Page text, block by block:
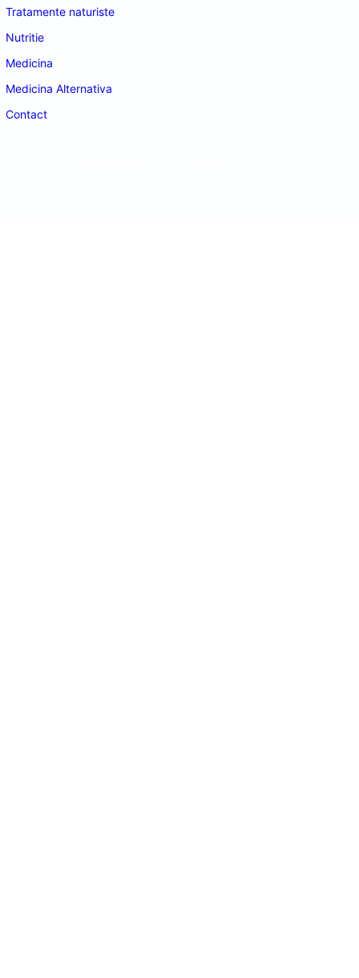
Tratamente naturiste
Nutritie
Medicina
Medicina Alternativa
Contact